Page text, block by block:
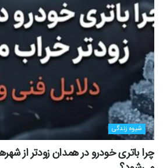
شیوه زندگی
چرا باتری خودرو در همدان زودتر از